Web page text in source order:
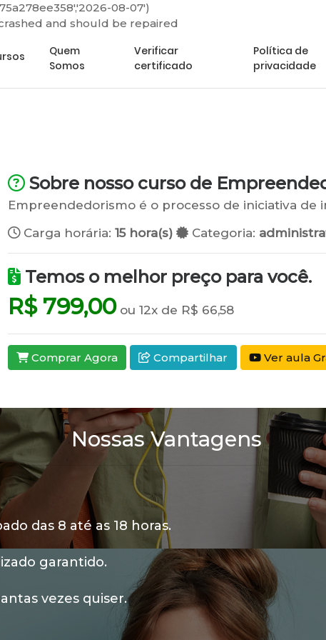
08-07')
and should be repaired
Quem
Somos
Verificar
certificado
Política de
privacidade
Sobre nosso curso de
Empreendedorismo é o processo de iniciativa de
Carga horária: 15 hora(s) Categoria:
Temos o melhor preço para você.
R$ 799,00 ou 12x de R$ 66,58
Comprar Agora Compartilhar Ver aula
Nossas Vantagens
das 8 até as 18 horas.
garantido.
vezes quiser.